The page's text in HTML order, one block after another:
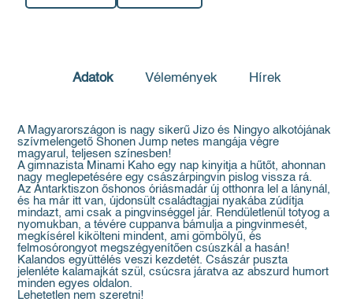
Adatok Vélemények Hírek
A Magyarországon is nagy sikerű Jizo és Ningyo alkotójának
szívmelengető Shonen Jump netes mangája végre
magyarul, teljesen színesben!
A gimnazista Minami Kaho egy nap kinyitja a hűtőt, ahonnan
nagy meglepetésére egy császárpingvin pislog vissza rá.
Az Antarktiszon őshonos óriásmadár új otthonra lel a lánynál,
és ha már itt van, újdonsült családtagjai nyakába zúdítja
mindazt, ami csak a pingvinséggel jár. Rendületlenül totyog a
nyomukban, a tévére cuppanva bámulja a pingvinmesét,
megkísérel kikölteni mindent, ami gömbölyű, és
felmosórongyot megszégyenítően csúszkál a hasán!
Kalandos együttélés veszi kezdetét. Császár puszta
jelenléte kalamajkát szül, csúcsra járatva az abszurd humort
minden egyes oldalon.
Lehetetlen nem szeretni!